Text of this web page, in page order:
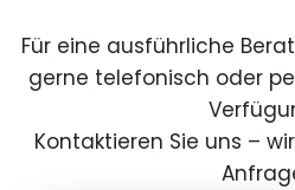
Für eine ausführliche
gerne telefonisch oder
Kontaktieren Sie uns –